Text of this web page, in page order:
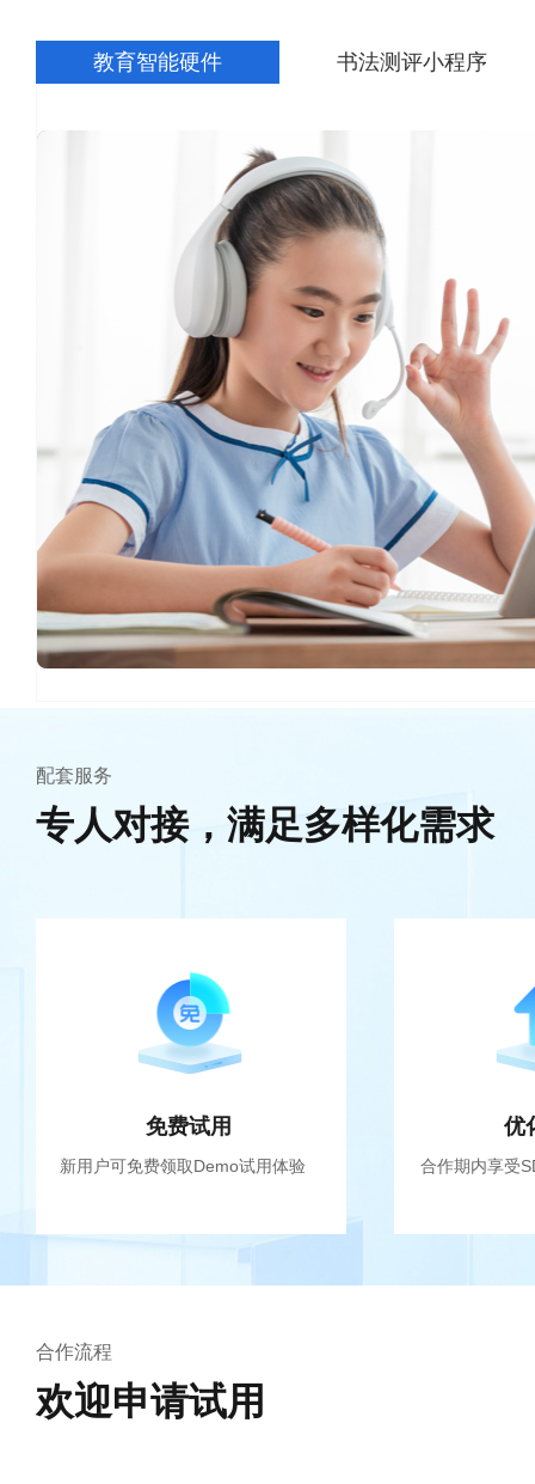
教育智能硬件 书法测评小程序
配套服务
专人对接，满足多样化需求
免费试用
新用户可免费领取Demo试用体验
优
合作期内享受
合作流程
欢迎申请试用